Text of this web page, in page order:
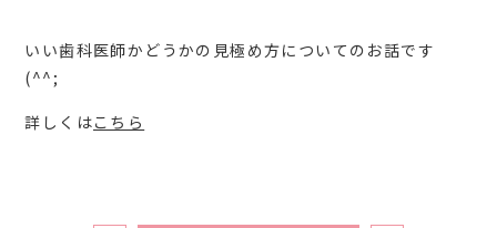
いい歯科医師かどうかの見極め方についてのお話です
(^^;
詳しくはこちら